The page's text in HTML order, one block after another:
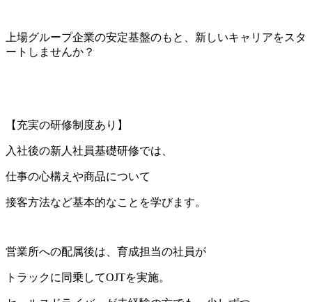
上場グループ企業の安定基盤のもと、新しいキャリアをスタ
ートしませんか？
【充実の研修制度あり】
入社後の新人社員基礎研修では、
仕事の心構えや商品について
接客方法など基本的なことを学びます。
営業所への配属後は、育成担当の社員が
トラックに同乗してOJTを実施。